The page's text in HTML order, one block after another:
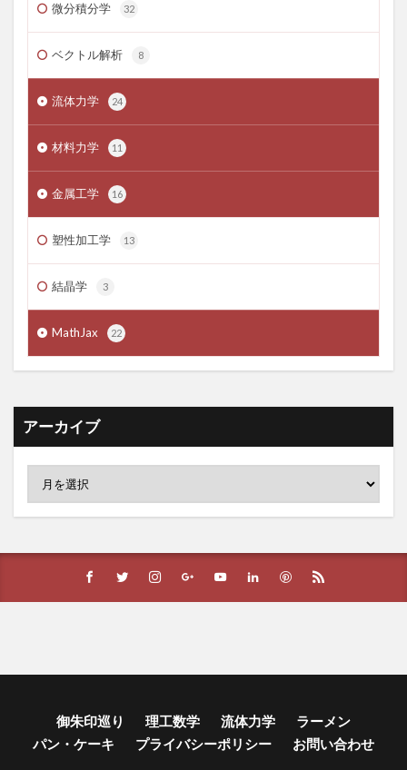
微分積分学 32
ベクトル解析 8
流体力学 24
材料力学 11
金属工学 16
塑性加工学 13
結晶学 3
MathJax 22
アーカイブ
御朱印巡り 理工数学 流体力学
ラーメン
パン・ケーキ
プライバシーポリシー お問い合わせ